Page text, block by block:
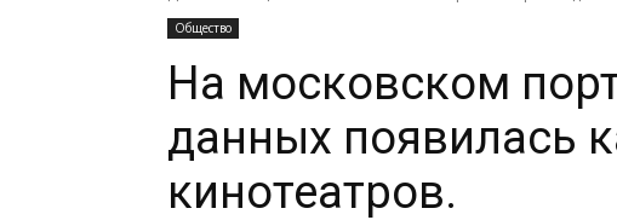
Общество
На московском
данных появилась
кинотеатров.